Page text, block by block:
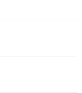
อบบัญชีธรรมนิติ